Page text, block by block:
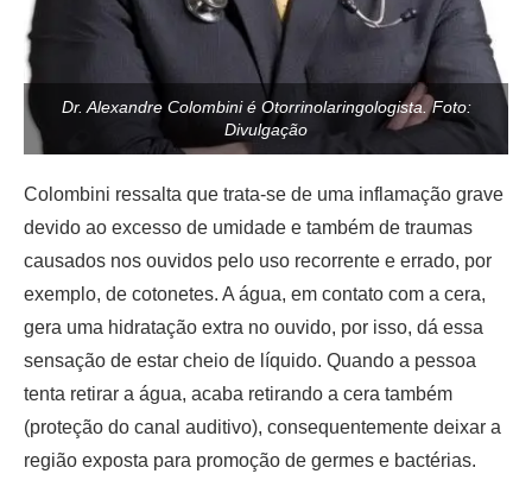
Dr. Alexandre Colombini é Otorrinolaringologista. Foto:
Divulgação
Colombini ressalta que trata-se de uma inflamação grave
devido ao excesso de umidade e também de traumas
causados nos ouvidos pelo uso recorrente e errado, por
exemplo, de cotonetes. A água, em contato com a cera,
gera uma hidratação extra no ouvido, por isso, dá essa
sensação de estar cheio de líquido. Quando a pessoa
tenta retirar a água, acaba retirando a cera também
(proteção do canal auditivo), consequentemente deixar a
região exposta para promoção de germes e bactérias.